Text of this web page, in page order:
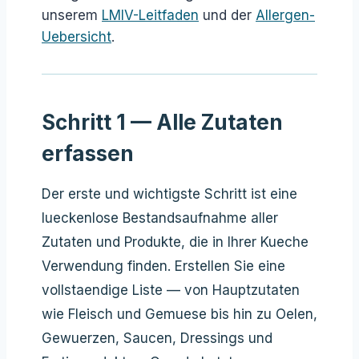
unserem LMIV-Leitfaden und der Allergen-
Uebersicht.
Schritt 1 — Alle Zutaten
erfassen
Der erste und wichtigste Schritt ist eine
lueckenlose Bestandsaufnahme aller
Zutaten und Produkte, die in Ihrer Kueche
Verwendung finden. Erstellen Sie eine
vollstaendige Liste — von Hauptzutaten
wie Fleisch und Gemuese bis hin zu Oelen,
Gewuerzen, Saucen, Dressings und